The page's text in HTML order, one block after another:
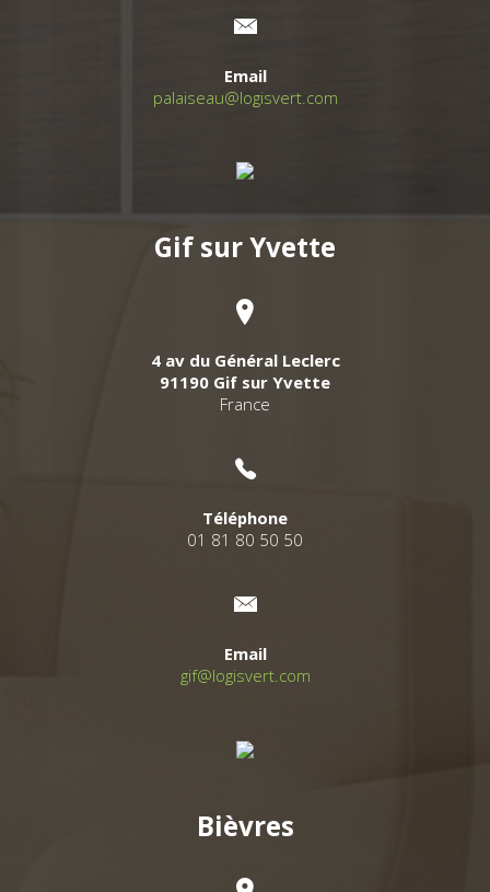
Email
palaiseau@logisvert.com
Gif sur Yvette
4 av du Général Leclerc
91190 Gif sur Yvette
France
Téléphone
01 81 80 50 50
Email
gif@logisvert.com
Bièvres